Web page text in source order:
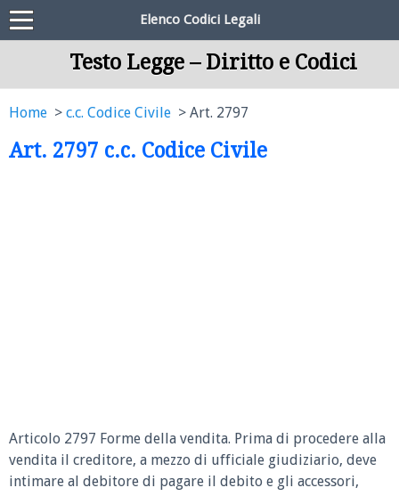
Elenco Codici Legali
Testo Legge – Diritto e Codici
Home c.c. Codice Civile Art. 2797
Art. 2797 c.c. Codice Civile
Articolo 2797 Forme della vendita. Prima di procedere alla
vendita il creditore, a mezzo di ufficiale giudiziario, deve
intimare al debitore di pagare il debito e gli accessori,